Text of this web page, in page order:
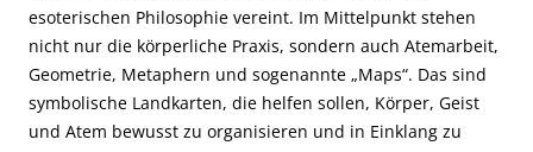
esoterischen Philosophie vereint. Im Mittelpunkt stehen
nicht nur die körperliche Praxis, sondern auch Atemarbeit,
Geometrie, Metaphern und sogenannte „Maps“. Das sind
symbolische Landkarten, die helfen sollen, Körper, Geist
und Atem bewusst zu organisieren und in Einklang zu